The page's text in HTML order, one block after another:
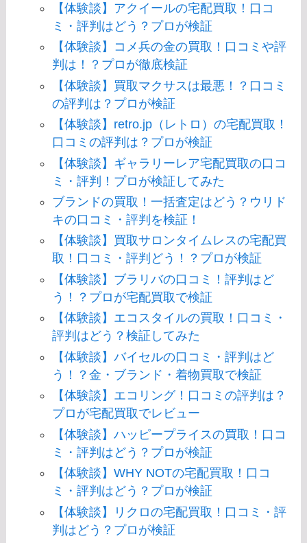
【体験談】アクイールの宅配買取！口コ
ミ・評判はどう？プロが検証
【体験談】コメ兵の金の買取！口コミや評
判は！？プロが徹底検証
【体験談】買取マクサスは最悪！？口コミ
の評判は？プロが検証
【体験談】retro.jp（レトロ）の宅配買取！
口コミの評判は？プロが検証
【体験談】ギャラリーレア宅配買取の口コ
ミ・評判！プロが検証してみた
ブランドの買取！一括査定はどう？ウリド
キの口コミ・評判を検証！
【体験談】買取サロンタイムレスの宅配買
取！口コミ・評判どう！？プロが検証
【体験談】ブラリバの口コミ！評判はど
う！？プロが宅配買取で検証
【体験談】エコスタイルの買取！口コミ・
評判はどう？検証してみた
【体験談】バイセルの口コミ・評判はど
う！？金・ブランド・着物買取で検証
【体験談】エコリング！口コミの評判は？
プロが宅配買取でレビュー
【体験談】ハッピープライスの買取！口コ
ミ・評判はどう？プロが検証
【体験談】WHY NOTの宅配買取！口コ
ミ・評判はどう？プロが検証
【体験談】リクロの宅配買取！口コミ・評
判はどう？プロが検証